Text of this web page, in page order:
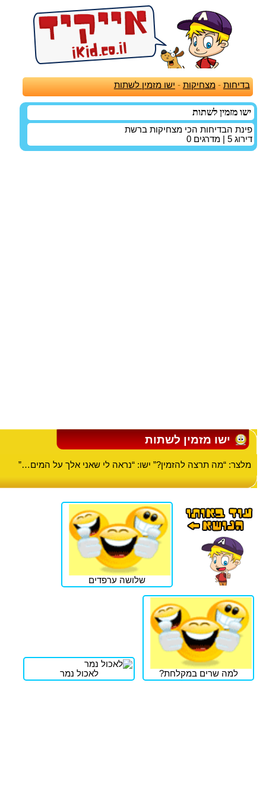
בדיחות -מצחיקות - ישו מזמין לשתות
ישו מזמין לשתות
פינת הבדיחות הכי מצחיקות ברשת
דירוג 5 | מדרגים 0
ישו מזמין לשתות
מלצר: “מה תרצה להזמין?” ישו: “נראה לי שאני אלך על המים…”
שלושה ערפדים
למה שרים במקלחת? לאכול נמר